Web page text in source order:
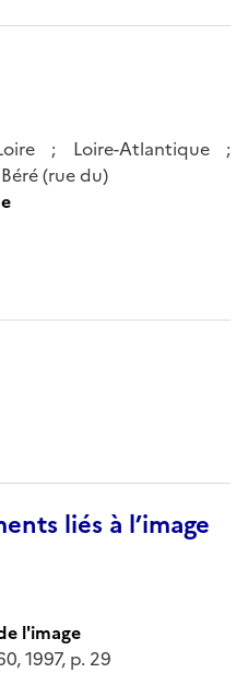
; Loire-Atlantique ;
(rue du)
liés à l’image
l'image
1997, p. 29